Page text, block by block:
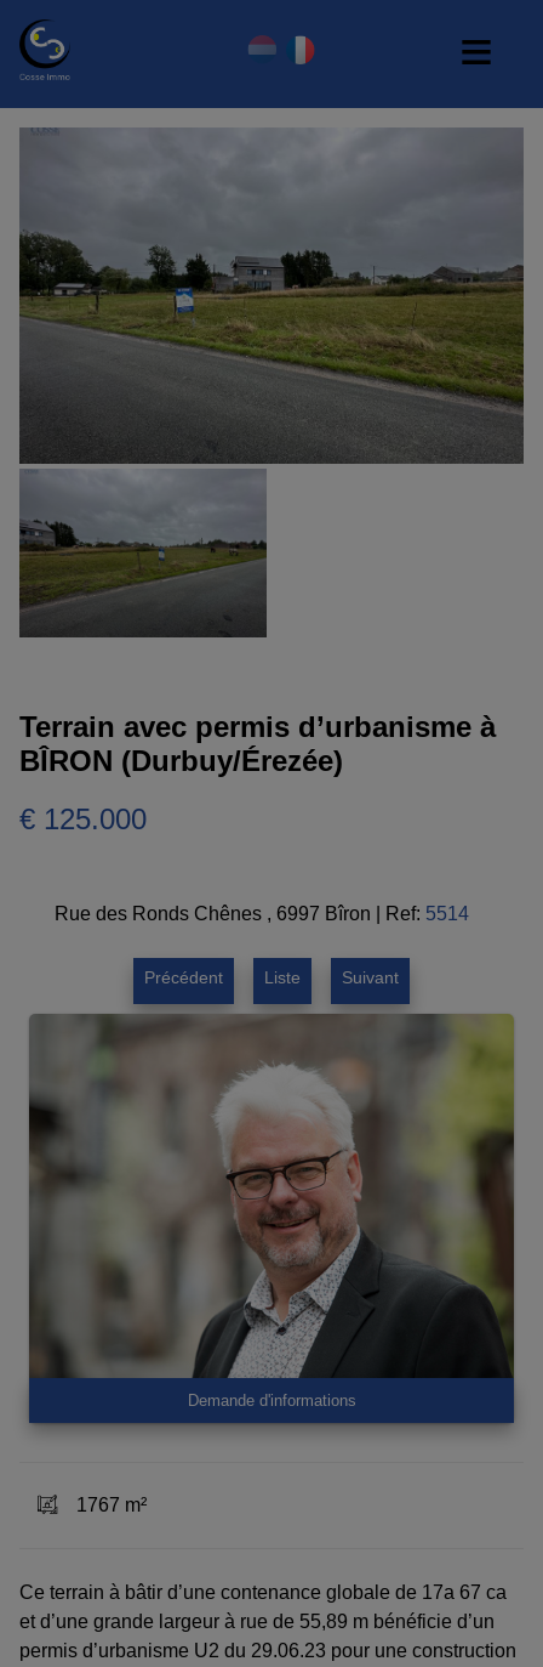
Terrain avec permis d’urbanisme à
BÎRON (Durbuy/Érezée)
€ 125.000
Rue des Ronds Chênes , 6997 Bîron Ref: 5514
Précédent Liste Suivant
Demande d'informations
1767 m²
Ce terrain à bâtir d’une contenance globale de 17a 67 ca
et d’une grande largeur à rue de 55,89 m bénéficie d’un
permis d’urbanisme U2 du 29.06.23 pour une construction